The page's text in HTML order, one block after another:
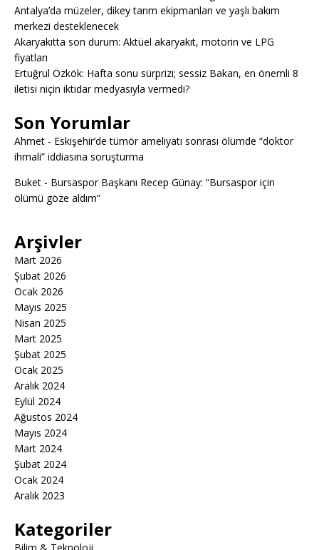
Antalya’da müzeler, dikey tarım ekipmanları ve yaşlı bakım
merkezi desteklenecek
Akaryakıtta son durum: Aktüel akaryakıt, motorin ve LPG
fiyatları
Ertuğrul Özkök: Hafta sonu sürprizi; sessiz Bakan, en önemli 8
iletisi niçin iktidar medyasıyla vermedi?
Son Yorumlar
Ahmet - Eskişehir’de tümör ameliyatı sonrası ölümde “doktor
ihmali” iddiasına soruşturma
Buket - Bursaspor Başkanı Recep Günay: “Bursaspor için
ölümü göze aldım”
Arşivler
Mart 2026
Şubat 2026
Ocak 2026
Mayıs 2025
Nisan 2025
Mart 2025
Şubat 2025
Ocak 2025
Aralık 2024
Eylül 2024
Ağustos 2024
Mayıs 2024
Mart 2024
Şubat 2024
Ocak 2024
Aralık 2023
Kategoriler
Bilim & Teknoloji